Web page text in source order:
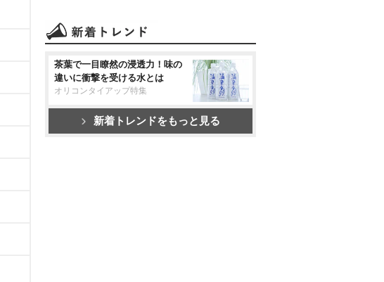
茶葉で一目瞭然の浸透力！味の
違いに衝撃を受ける水とは
オリコンタイアップ特集
新着トレンドをもっと見る